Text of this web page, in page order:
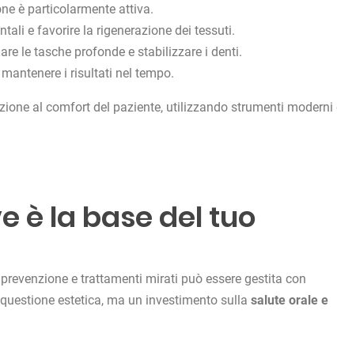
è particolarmente attiva.
e favorire la rigenerazione dei tessuti.
le tasche profonde e stabilizzare i denti.
i risultati nel tempo.
al comfort del paziente, utilizzando strumenti moderni
è la base del tuo
e trattamenti mirati può essere gestita con
estetica, ma un investimento sulla salute orale e